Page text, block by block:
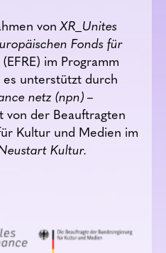
vonXR_Unites
Fonds für
(EFRE) im Programm
unterstützt durch
netz (npn) –
von der Beauftragten
Kultur und Medien im
Kultur.